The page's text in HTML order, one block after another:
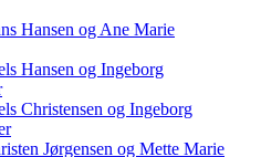
Hansen og Ane Marie
Hansen og Ingeborg
Christensen og Ingeborg
Jørgensen og Mette Marie